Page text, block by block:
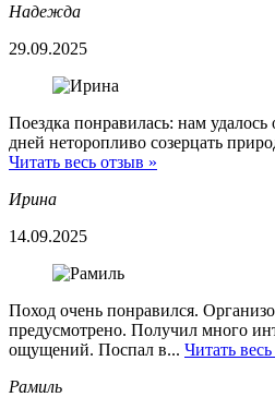
Надежда
29.09.2025
Поездка понравилась: нам удалось
дней неторопливо созерцать
Читать весь отзыв »
Ирина
14.09.2025
Поход очень понравился.
предусмотрено. Получил много
ощущений. Поспал в... Читать
Рамиль